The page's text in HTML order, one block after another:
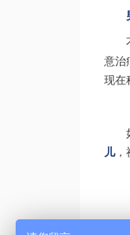
意治
现在
儿，